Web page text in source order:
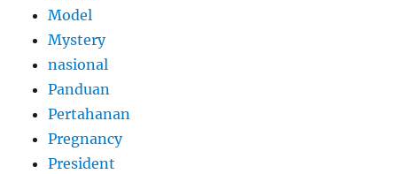
Model
Mystery
nasional
Panduan
Pertahanan
Pregnancy
President